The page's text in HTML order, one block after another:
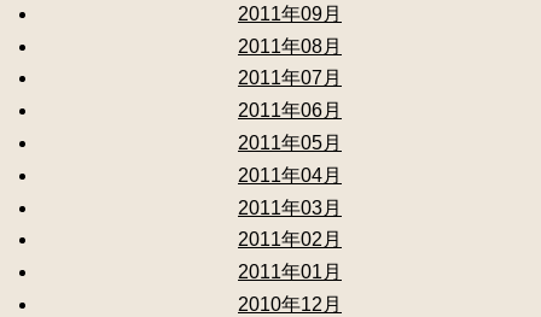
2011年09月
2011年08月
2011年07月
2011年06月
2011年05月
2011年04月
2011年03月
2011年02月
2011年01月
2010年12月